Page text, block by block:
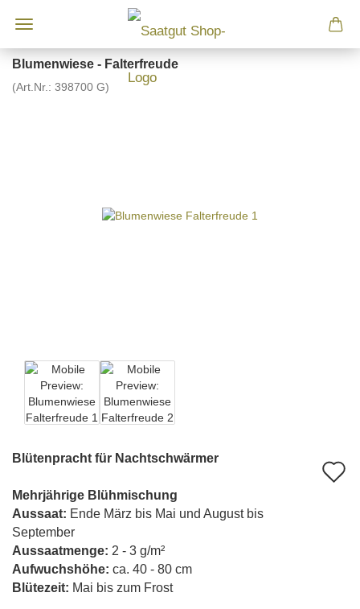
Blumenwiese - Falterfreude
(Art.Nr.: 398700 G)
Blütenpracht für Nachtschwärmer
Mehrjährige Blühmischung
Aussaat: Ende März bis Mai und August bis
September
Aussaatmenge: 2 - 3 g/m²
Aufwuchshöhe: ca. 40 - 80 cm
Blütezeit: Mai bis zum Frost